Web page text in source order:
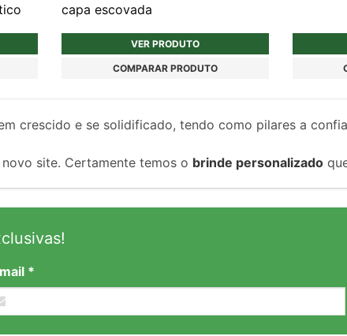
capa escovada
VER PRODUTO
COMPARAR PRODUTO
crescido e se solidificado, tendo como pilares a
site. Certamente temos o brinde personalizado
*